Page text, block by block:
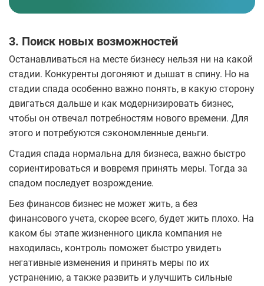
3. Поиск новых возможностей
Останавливаться на месте бизнесу нельзя ни на какой
стадии. Конкуренты догоняют и дышат в спину. Но на
стадии спада особенно важно понять, в какую сторону
двигаться дальше и как модернизировать бизнес,
чтобы он отвечал потребностям нового времени. Для
этого и потребуются сэкономленные деньги.
Стадия спада нормальна для бизнеса, важно быстро
сориентироваться и вовремя принять меры. Тогда за
спадом последует возрождение.
Без финансов бизнес не может жить, а без
финансового учета, скорее всего, будет жить плохо. На
каком бы этапе жизненного цикла компания не
находилась, контроль поможет быстро увидеть
негативные изменения и принять меры по их
устранению, а также развить и улучшить сильные